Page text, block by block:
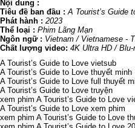
Nội dung :
Tiêu đề ban đầu : A Tourist’s Guide
Phát hành : 2023
Thể loại : Phim Lãng Mạn
Ngôn ngữ : Vietnam / Vietnamese -
Chất lượng video: 4K Ultra HD / Blu-
A Tourist’s Guide to Love vietsub
A Tourist’s Guide to Love thuyết minh
A Tourist’s Guide to Love full thuyết
A Tourist’s Guide to Love truyện
xem phim A Tourist’s Guide to Love
A Tourist’s Guide to Love xem phim
xem phim A Tourist’s Guide to Love